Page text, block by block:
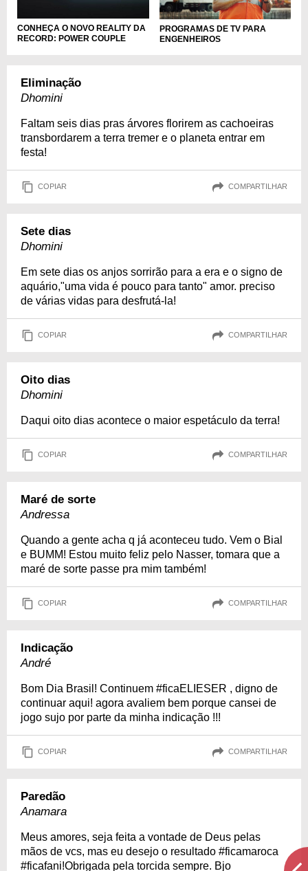
CONHEÇA O NOVO REALITY DA
RECORD: POWER COUPLE
PROGRAMAS DE TV PARA
ENGENHEIROS
Eliminação
Dhomini
Faltam seis dias pras árvores florirem as cachoeiras
transbordarem a terra tremer e o planeta entrar em
festa!
COPIAR COMPARTILHAR
Sete dias
Dhomini
Em sete dias os anjos sorrirão para a era e o signo de
aquário,"uma vida é pouco para tanto" amor. preciso
de várias vidas para desfrutá-la!
COPIAR COMPARTILHAR
Oito dias
Dhomini
Daqui oito dias acontece o maior espetáculo da terra!
COPIAR COMPARTILHAR
Maré de sorte
Andressa
Quando a gente acha q já aconteceu tudo. Vem o Bial
e BUMM! Estou muito feliz pelo Nasser, tomara que a
maré de sorte passe pra mim também!
COPIAR COMPARTILHAR
Indicação
André
Bom Dia Brasil! Continuem #ficaELIESER , digno de
continuar aqui! agora avaliem bem porque cansei de
jogo sujo por parte da minha indicação !!!
COPIAR COMPARTILHAR
Paredão
Anamara
Meus amores, seja feita a vontade de Deus pelas
mãos de vcs, mas eu desejo o resultado #ficamaroca
#ficafani!Obrigada pela torcida sempre. Bjo